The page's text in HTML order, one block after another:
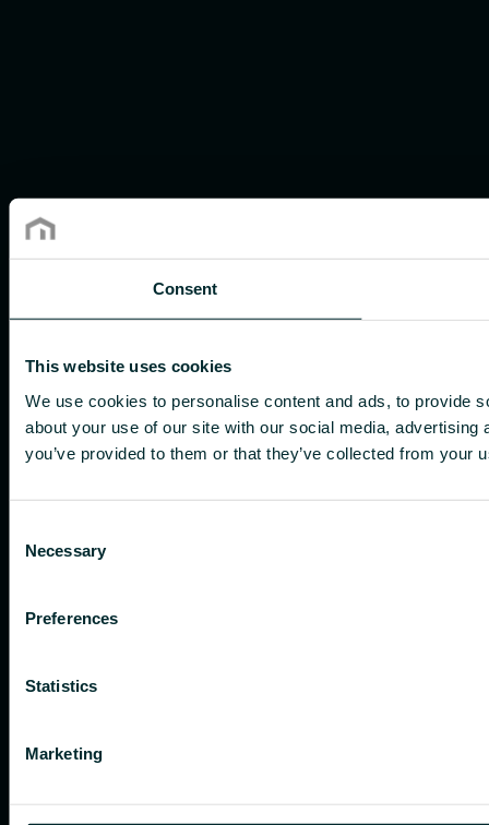
Consent
This website uses cookies
We use cookies to personalise content and ads, to provide
about your use of our site with our social media,
you’ve provided to them or that they’ve collected from your
Selection
Necessary
Preferences
Statistics
Marketing